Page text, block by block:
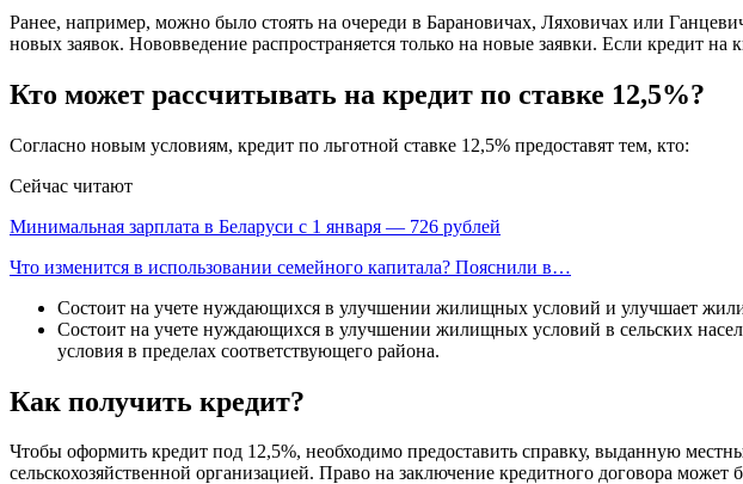
Ранее, например, можно было стоять на очереди в Барановичах, Ляховичах или
новых заявок. Нововведение распространяется только на новые заявки. Если кредит
Кто может рассчитывать на кредит по ставке 12,5%?
Согласно новым условиям, кредит по льготной ставке 12,5% предоставят тем, кто:
Сейчас читают
Минимальная зарплата в Беларуси с 1 января — 726 рублей
Что изменится в использовании семейного капитала? Пояснили в…
Состоит на учете нуждающихся в улучшении жилищных условий и улучшает
Состоит на учете нуждающихся в улучшении жилищных условий в сельских
условия в пределах соответствующего района.
Как получить кредит?
Чтобы оформить кредит под 12,5%, необходимо предоставить справку, выданную
сельскохозяйственной организацией. Право на заключение кредитного договора может